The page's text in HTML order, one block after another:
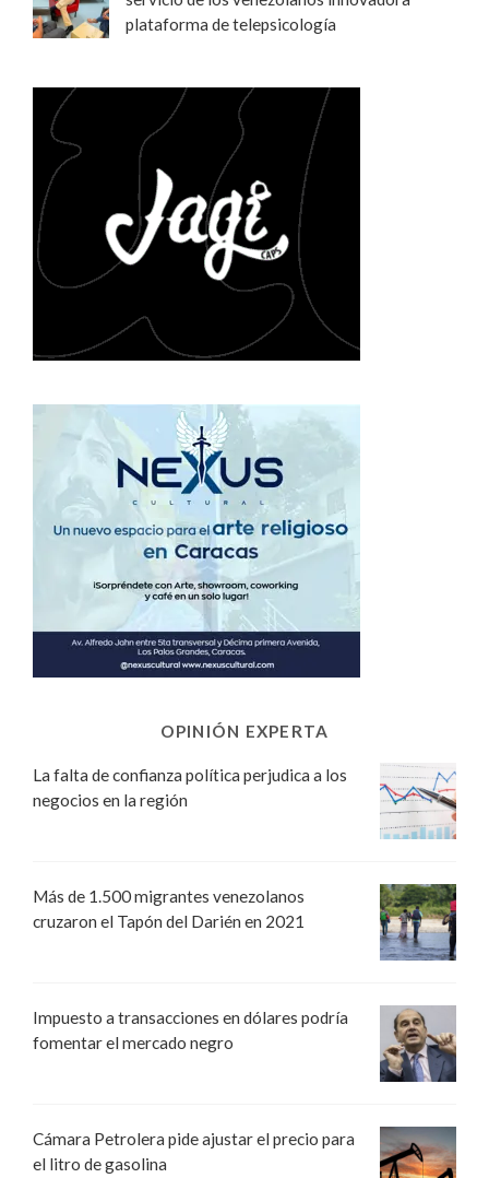
plataforma de telepsicología
OPINIÓN EXPERTA
La falta de confianza política perjudica a los
negocios en la región
Más de 1.500 migrantes venezolanos
cruzaron el Tapón del Darién en 2021
Impuesto a transacciones en dólares podría
fomentar el mercado negro
Cámara Petrolera pide ajustar el precio para
el litro de gasolina